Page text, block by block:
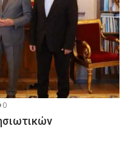
0